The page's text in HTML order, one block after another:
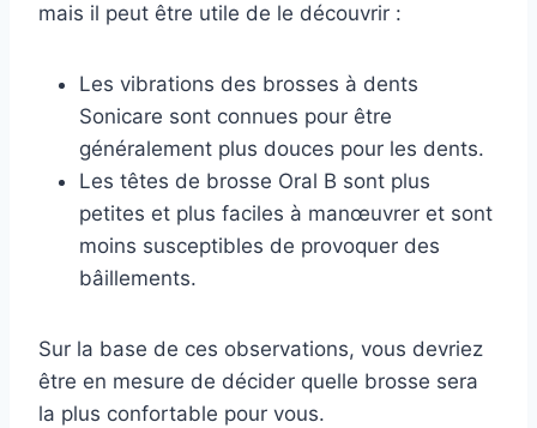
mais il peut être utile de le découvrir :
Les vibrations des brosses à dents
Sonicare sont connues pour être
généralement plus douces pour les dents.
Les têtes de brosse Oral B sont plus
petites et plus faciles à manœuvrer et sont
moins susceptibles de provoquer des
bâillements.
Sur la base de ces observations, vous devriez
être en mesure de décider quelle brosse sera
la plus confortable pour vous.